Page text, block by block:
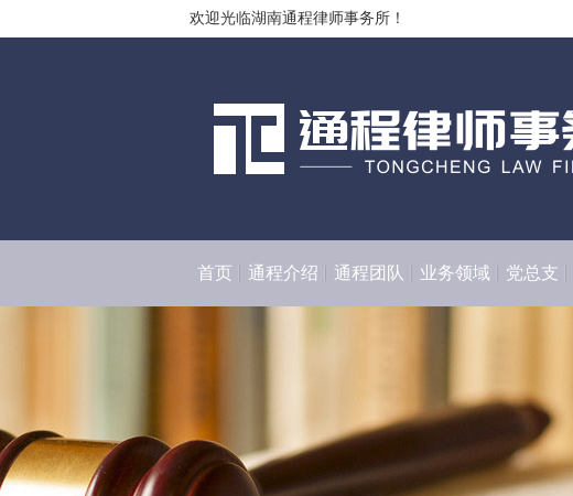
欢迎光临湖南通程律师事务所！
首页 通程介绍 通程团队 业务领域 党总支